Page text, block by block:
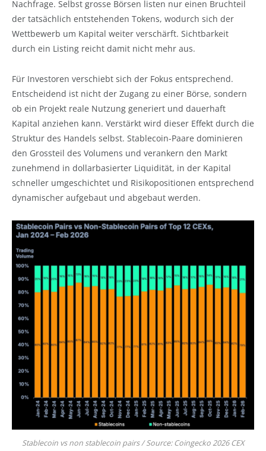
Nachfrage. Selbst grosse Börsen listen nur einen Bruchteil
der tatsächlich entstehenden Tokens, wodurch sich der
Wettbewerb um Kapital weiter verschärft. Sichtbarkeit
durch ein Listing reicht damit nicht mehr aus.
Für Investoren verschiebt sich der Fokus entsprechend.
Entscheidend ist nicht der Zugang zu einer Börse, sondern
ob ein Projekt reale Nutzung generiert und dauerhaft
Kapital anziehen kann. Verstärkt wird dieser Effekt durch die
Struktur des Handels selbst. Stablecoin-Paare dominieren
den Grossteil des Volumens und verankern den Markt
zunehmend in dollarbasierter Liquidität, in der Kapital
schneller umgeschichtet und Risikopositionen entsprechend
dynamischer aufgebaut und abgebaut werden.
Stablecoin vs non stablecoin pairs / Source: Coingecko 2026 CEX